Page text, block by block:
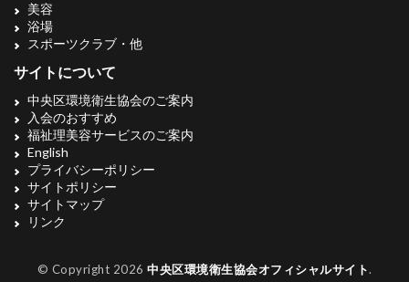
美容
浴場
スポーツクラブ・他
サイトについて
中央区環境衛生協会のご案内
入会のおすすめ
福祉理美容サービスのご案内
English
プライバシーポリシー
サイトポリシー
サイトマップ
リンク
© Copyright 2026 中央区環境衛生協会オフィシャルサイト.